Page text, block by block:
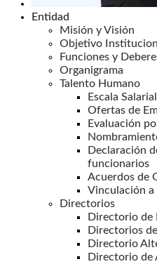
Entidad
Misión y Visión
Objetivo
Funciones y
Organigrama
Talento Humano
Escala
Ofertas de
Evaluación
Declaración
funcionarios
Acuerdos de
Vinculación a
Directorios
Directorio de
Directorios
Directorio
Directorio de